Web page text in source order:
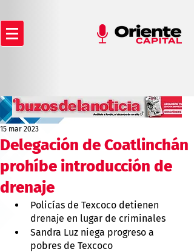
Delegación de Coatlinchán
prohíbe introducción de
drenaje
15 mar 2023
Policías de Texcoco detienen
drenaje en lugar de criminales
Sandra Luz niega progreso a
pobres de Texcoco